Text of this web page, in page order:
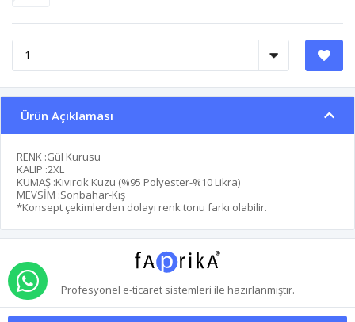
Ürün Açıklaması
RENK :Gül Kurusu
KALIP :2XL
KUMAŞ :Kıvırcık Kuzu (%95 Polyester-%10 Likra)
MEVSİM :Sonbahar-Kış
*Konsept çekimlerden dolayı renk tonu farkı olabilir.
Profesyonel e-ticaretsistemleri ile hazırlanmıştır.